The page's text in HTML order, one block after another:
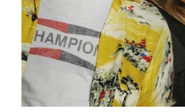
TANJUNG
LESUNG
KARO